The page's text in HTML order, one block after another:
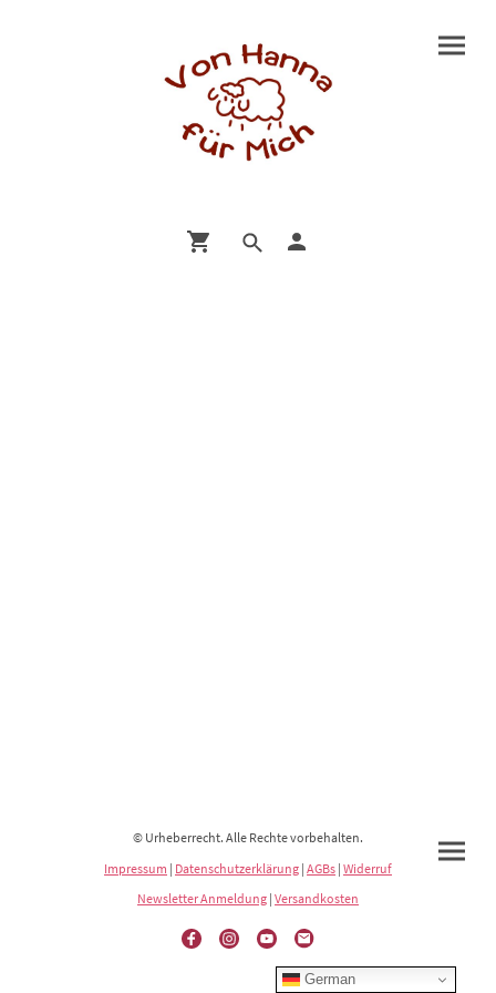
© Urheberrecht. Alle Rechte vorbehalten.
Impressum | Datenschutzerklärung | AGBs | Widerruf
Newsletter Anmeldung | Versandkosten
German